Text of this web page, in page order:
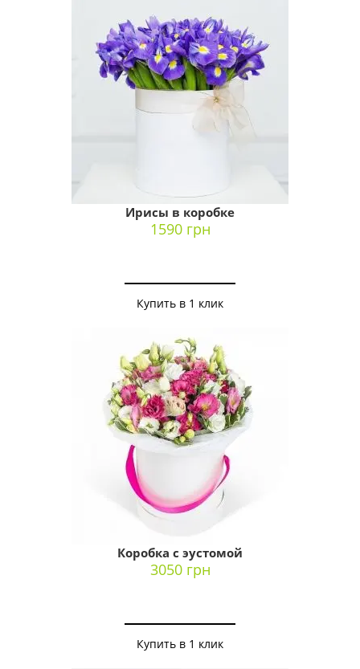
Ирисы в коробке
1590 грн
Купить в 1 клик
Коробка с эустомой
3050 грн
Купить в 1 клик